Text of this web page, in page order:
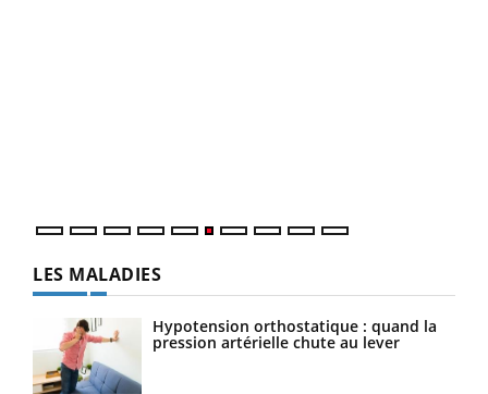
LES MALADIES
Hypotension orthostatique : quand la
pression artérielle chute au lever